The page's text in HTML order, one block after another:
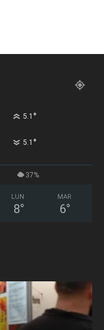
5.1 °
5.1 °
37%
LUN
8°
MAR
6°